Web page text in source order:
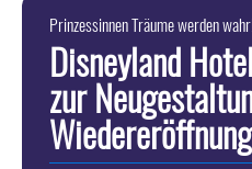
Prinzessinnen Träume werden
Disneyland
zur
Wiedereröffnung